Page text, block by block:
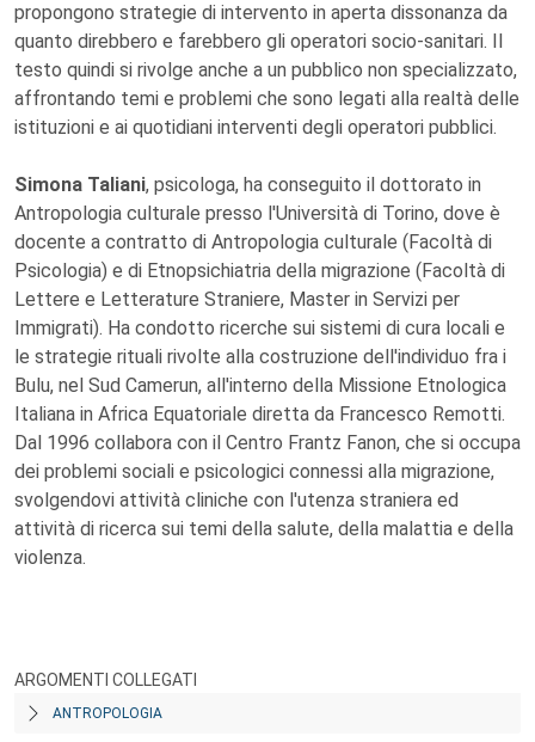
propongono strategie di intervento in aperta dissonanza da
quanto direbbero e farebbero gli operatori socio-sanitari. Il
testo quindi si rivolge anche a un pubblico non specializzato,
affrontando temi e problemi che sono legati alla realtà delle
istituzioni e ai quotidiani interventi degli operatori pubblici.
Simona Taliani, psicologa, ha conseguito il dottorato in
Antropologia culturale presso l'Università di Torino, dove è
docente a contratto di Antropologia culturale (Facoltà di
Psicologia) e di Etnopsichiatria della migrazione (Facoltà di
Lettere e Letterature Straniere, Master in Servizi per
Immigrati). Ha condotto ricerche sui sistemi di cura locali e
le strategie rituali rivolte alla costruzione dell'individuo fra i
Bulu, nel Sud Camerun, all'interno della Missione Etnologica
Italiana in Africa Equatoriale diretta da Francesco Remotti.
Dal 1996 collabora con il Centro Frantz Fanon, che si occupa
dei problemi sociali e psicologici connessi alla migrazione,
svolgendovi attività cliniche con l'utenza straniera ed
attività di ricerca sui temi della salute, della malattia e della
violenza.
ARGOMENTI COLLEGATI
ANTROPOLOGIA